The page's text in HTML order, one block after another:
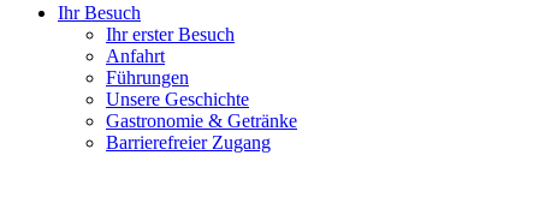
Ihr Besuch
Ihr erster Besuch
Anfahrt
Führungen
Unsere Geschichte
Gastronomie & Getränke
Barrierefreier Zugang